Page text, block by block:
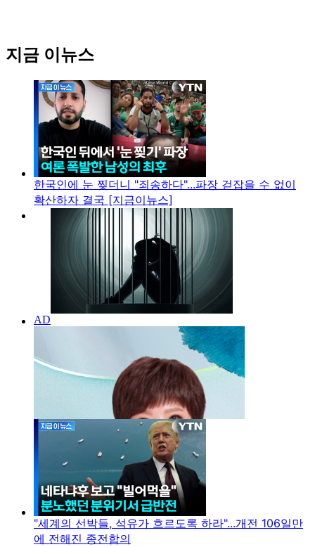
지금 이뉴스
한국인에 눈 찢더니 "죄송하다"...파장 걷잡을 수 없이
확산하자 결국 [지금이뉴스]
"세계의 선박들, 석유가 흐르도록 하라"...개전 106일만
에 전해진 종전합의